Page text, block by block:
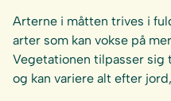
Arterne i måtten trives i
arter som kan vokse på
Vegetationen tilpasser sig
og kan variere alt efter